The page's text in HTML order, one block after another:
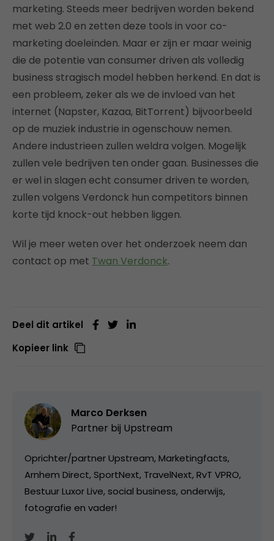
marketing. Steeds meer bedrijven worden bekend
met web 2.0 en zetten deze tools in voor co-
marketing doeleinden. Maar er zijn er maar weinig
die de potentie van consumer driven als volledig
business stragisch model hebben herkend. En dat is
een probleem, zeker als we de invloed van het
internet (Napster, Kazaa, BitTorrent) bijvoorbeeld
op de muziek industrie in ogenschouw nemen.
Andere industrieen zullen weldra volgen. Mogelijk
zullen vele bedrijven ten onder gaan. Businesses die
er wel in slagen echt consumer driven te worden,
zullen volgens Verdonck hun competitors binnen
korte tijd knock-out hebben liggen.
Wil je meer weten over het onderzoek neem dan
contact op met Twan Verdonck.
Deel dit artikel
Kopieer link
Marco Derksen
Partner bij Upstream
Oprichter/partner Upstream, Marketingfacts,
Arnhem Direct, SportNext, TravelNext, RvT VPRO,
Bestuur Luxor Live, social business, onderwijs,
fotografie en vader!